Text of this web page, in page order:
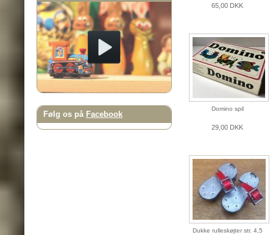
Følg os på Facebook
65,00 DKK
Domino spil
29,00 DKK
Dukke rulleskøjter str. 4,5